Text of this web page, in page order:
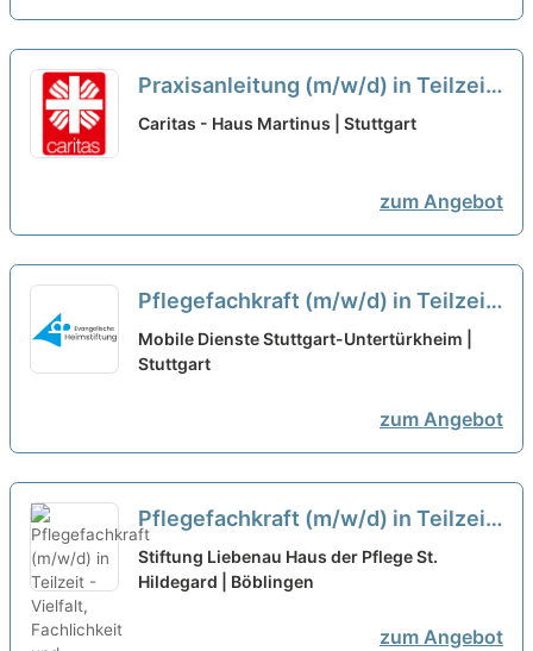
Praxisanleitung (m/w/d) in Teilzeit
(50%) - Ein Arbeitsplatz in einer
Caritas - Haus Martinus | Stuttgart
zum Angebot
Pflegefachkraft (m/w/d) in Teilzeit
(50-80%) - Willkommen im Team!
neu
Mobile Dienste Stuttgart-Untertürkheim |
Stuttgart
zum Angebot
Pflegefachkraft (m/w/d) in Teilzeit
- Vielfalt, Fachlichkeit und
Perspektiven! neu
Stiftung Liebenau Haus der Pflege St.
Hildegard | Böblingen
zum Angebot